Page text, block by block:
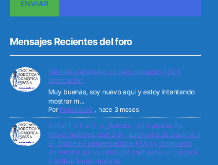
Mensajes Recientes del foro
Válvulas pepepako de bajo consumo y fácil
fabricación.
Muy buenas, soy nuevo aqui y estoy intentando
mostrar m...
Por Pepepako2 , hace 3 meses
Robot L o L a i L o _Remoto : 10 maneras de
mover motores. con 3 IA , autónomo de punto A a
B , Asistente conversacional ( I A ) y controlado
en remoto por usuarios del chat para ver cámara
y activar luces-motores